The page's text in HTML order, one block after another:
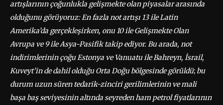
artışlarının çoğunlukla gelişmekte olan piyasalar arasında
olduğunu görüyoruz: En fazla not artışı 13 ile Latin
Amerika’da gerçekleşirken, onu 10 ile Gelişmekte Olan
Avrupa ve 9 ile Asya-Pasifik takip ediyor. Bu arada, not
indirimlerinin çoğu Estonya ve Vanuatu ile Bahreyn, İsrail,
Kuveyt’in de dahil olduğu Orta Doğu bölgesinde görüldü; bu
durum uzun süren tedarik-zinciri gerilimlerinin ve mali
başa baş seviyesinin altında seyreden ham petrol fiyatlarının